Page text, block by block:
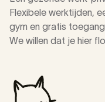
Flexibele werktijden,
gym en gratis
We willen dat je hier